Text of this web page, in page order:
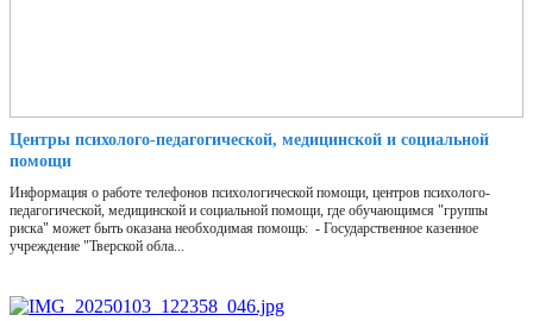
Центры психолого-педагогической, медицинской и социальной
помощи
Информация о работе телефонов психологической помощи, центров психолого-
педагогической, медицинской и социальной помощи, где обучающимся "группы
риска" может быть оказана необходимая помощь: - Государственное казенное
учреждение "Тверской обла...